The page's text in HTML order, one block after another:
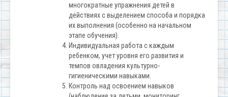
многократные упражнения детей в
действиях с выделением способа и порядка
их выполнения (особенно на начальном
этапе обучения).
Индивидуальная работа с каждым
ребенком, учет уровня его развития и
темпов овладения культурно-
гигиеническими навыками.
Контроль над освоением навыков